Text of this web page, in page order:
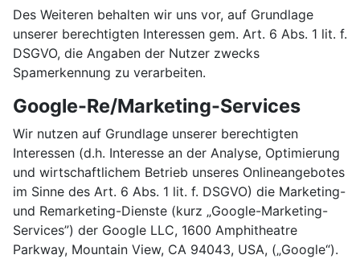
Des Weiteren behalten wir uns vor, auf Grundlage
unserer berechtigten Interessen gem. Art. 6 Abs. 1 lit. f.
DSGVO, die Angaben der Nutzer zwecks
Spamerkennung zu verarbeiten.
Google-Re/Marketing-Services
Wir nutzen auf Grundlage unserer berechtigten
Interessen (d.h. Interesse an der Analyse, Optimierung
und wirtschaftlichem Betrieb unseres Onlineangebotes
im Sinne des Art. 6 Abs. 1 lit. f. DSGVO) die Marketing-
und Remarketing-Dienste (kurz „Google-Marketing-
Services”) der Google LLC, 1600 Amphitheatre
Parkway, Mountain View, CA 94043, USA, („Google“).